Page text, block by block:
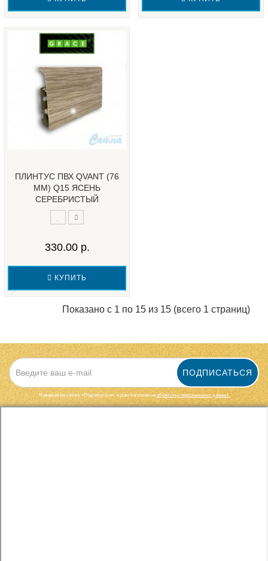
ПЛИНТУС ПВХ QVANT (76
ММ) Q15 ЯСЕНЬ
СЕРЕБРИСТЫЙ
330.00 р.
КУПИТЬ
Показано с 1 по 15 из 15 (всего 1 страниц)
ПОДПИСАТЬСЯ
Нажимая на кнопку «Подписаться», я даю cогласие наобработку персональных данных.